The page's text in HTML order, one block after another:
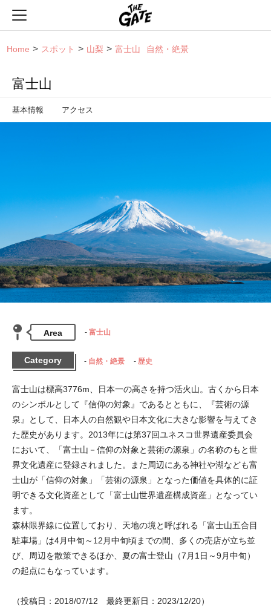
Home スポット 山梨 富士山 自然・絶景
富士山
基本情報 アクセス
Area 富士山
Category 自然・絶景 歴史
富士山は標高3776m、日本一の高さを持つ活火山。古くから日本
のシンボルとして『信仰の対象』であるとともに、『芸術の源
泉』として、日本人の自然観や日本文化に大きな影響を与えてき
た歴史があります。2013年には第37回ユネスコ世界遺産委員会
において、「富士山－信仰の対象と芸術の源泉」の名称のもと世
界文化遺産に登録されました。また周辺にある神社や湖なども富
士山が「信仰の対象」「芸術の源泉」となった価値を具体的に証
明できる文化資産として「富士山世界遺産構成資産」となってい
ます。
森林限界線に位置しており、天地の境と呼ばれる「富士山五合目
駐車場」は4月中旬～12月中旬頃までの間、多くの売店が立ち並
び、周辺を散策できるほか、夏の富士登山（7月1日～9月中旬）
の起点にもなっています。
（投稿日：2018/07/12　最終更新日：2023/12/20）